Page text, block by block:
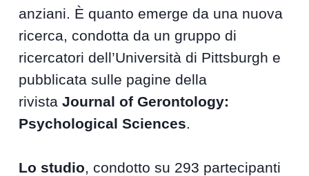
anziani. È quanto emerge da una nuova
ricerca, condotta da un gruppo di
ricercatori dell’Università di Pittsburgh e
pubblicata sulle pagine della
rivistaJournal of Gerontology:
Psychological Sciences.
Lo studio, condotto su 293 partecipanti